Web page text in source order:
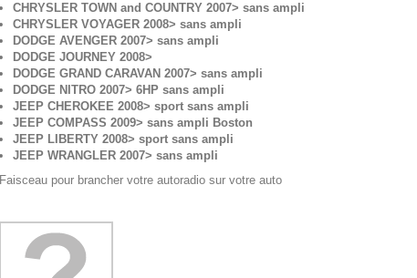
CHRYSLER TOWN and COUNTRY 2007> sans ampli
CHRYSLER VOYAGER 2008> sans ampli
DODGE AVENGER 2007> sans ampli
DODGE JOURNEY 2008>
DODGE GRAND CARAVAN 2007> sans ampli
DODGE NITRO 2007> 6HP sans ampli
JEEP CHEROKEE 2008> sport sans ampli
JEEP COMPASS 2009> sans ampli Boston
JEEP LIBERTY 2008> sport sans ampli
JEEP WRANGLER 2007> sans ampli
Faisceau pour brancher votre autoradio sur votre auto